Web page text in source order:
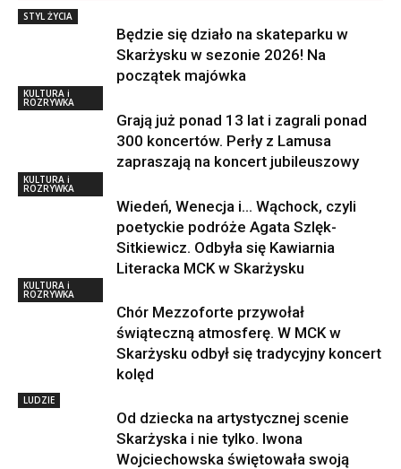
STYL ŻYCIA
Będzie się działo na skateparku w
Skarżysku w sezonie 2026! Na
początek majówka
KULTURA i
ROZRYWKA
Grają już ponad 13 lat i zagrali ponad
300 koncertów. Perły z Lamusa
zapraszają na koncert jubileuszowy
KULTURA i
ROZRYWKA
Wiedeń, Wenecja i… Wąchock, czyli
poetyckie podróże Agata Szlęk-
Sitkiewicz. Odbyła się Kawiarnia
Literacka MCK w Skarżysku
KULTURA i
ROZRYWKA
Chór Mezzoforte przywołał
świąteczną atmosferę. W MCK w
Skarżysku odbył się tradycyjny koncert
kolęd
LUDZIE
Od dziecka na artystycznej scenie
Skarżyska i nie tylko. Iwona
Wojciechowska świętowała swoją